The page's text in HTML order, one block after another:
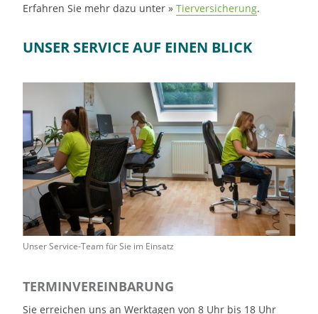
Erfahren Sie mehr dazu unter »Tierversicherung.
UNSER SERVICE AUF EINEN BLICK
Unser Service-Team für Sie im Einsatz
TERMINVEREINBARUNG
Sie erreichen uns an Werktagen von 8 Uhr bis 18 Uhr